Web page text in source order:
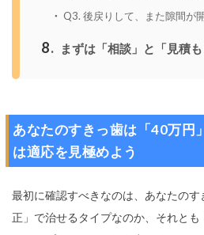
Q3. 後戻りして、また隙間が
8 まずは「相談」と「見積
あなたのすきっ歯は「40万円
は適応を見極めよう
最初に確認すべきなのは、あなたの
正」で治せるタイプなのか、それと